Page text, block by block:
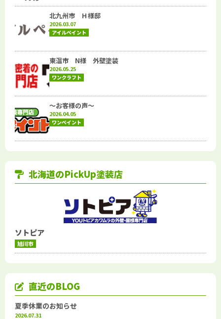
北九州市 Ｈ様邸
2026.03.07
アイルペイント
東温市 N様 外壁塗装
2026.05.25
ワンクラフト
～お客様の声～
2026.04.05
ワンペイント
北海道のPickUp塗装店
ソトピア
旭川市
直近のBLOG
夏季休業のお知らせ
2026.07.31